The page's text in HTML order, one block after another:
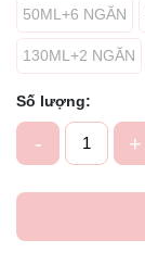
50ML+6 NGĂN
130ML+2 NGĂN
Số lượng:
- +